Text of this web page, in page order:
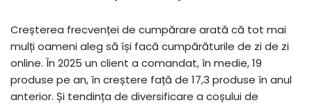
Creșterea frecvenței de cumpărare arată că tot mai
mulți oameni aleg să își facă cumpărăturile de zi de zi
online. În 2025 un client a comandat, în medie, 19
produse pe an, în creștere față de 17,3 produse în anul
anterior. Și tendința de diversificare a coșului de